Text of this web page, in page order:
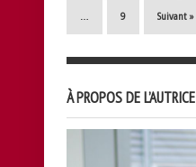
9 Suivant »
À PROPOS DE L’AUTRICE